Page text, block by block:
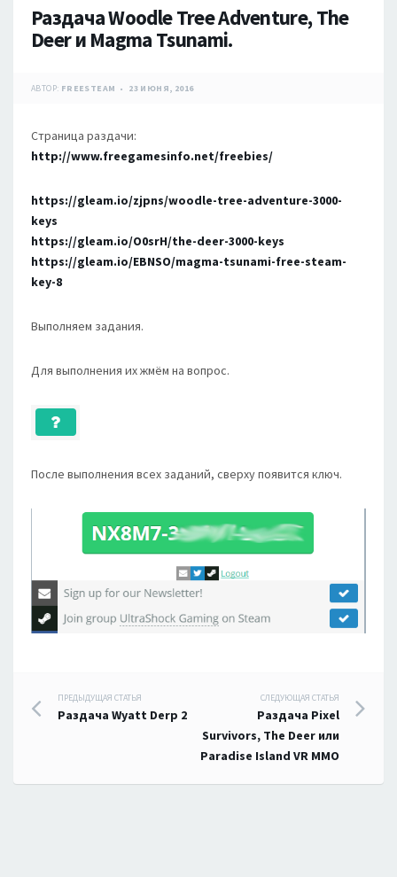
Раздача Woodle Tree Adventure, The
Deer и Magma Tsunami.
АВТОР: FREESTEAM 23 ИЮНЯ, 2016
Страница раздачи:
http://www.freegamesinfo.net/freebies/
https://gleam.io/zjpns/woodle-tree-adventure-3000-
keys
https://gleam.io/O0srH/the-deer-3000-keys
https://gleam.io/EBNSO/magma-tsunami-free-steam-
key-8
Выполняем задания.
Для выполнения их жмём на вопрос.
После выполнения всех заданий, сверху появится ключ.
Навигация
записям
ПРЕДЫДУЩАЯ СТАТЬЯ
Раздача Wyatt Derp 2
СЛЕДУЮЩАЯ СТАТЬЯ
Раздача Pixel
Survivors, The Deer или
Paradise Island VR MMO